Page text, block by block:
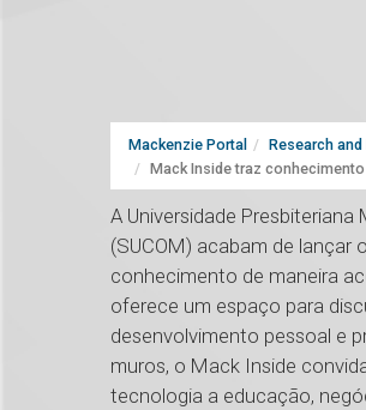
Mackenzie Portal Research
Mack Inside traz
A Universidade
(SUCOM) acabam de lançar o
conhecimento de maneira
oferece um espaço para
desenvolvimento pessoal e
muros, o Mack Inside
tecnologia a educação,